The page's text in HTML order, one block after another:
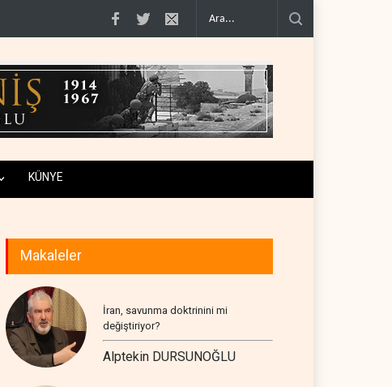
itiraf.. Yemen Kızıldeniz kuzeyinde Suudi petrol tankerini vurdu..
KÜNYE
Makaleler
İran, savunma doktrinini mi
değiştiriyor?
Alptekin DURSUNOĞLU